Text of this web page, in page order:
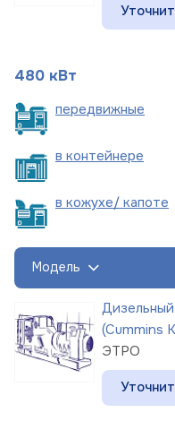
480 кВт
передвижные
в контейнере
в кожухе/ капоте
Модель
(Cummins
ЭТРО